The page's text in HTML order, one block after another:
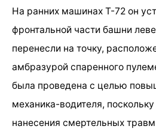
На ранних машинах Т-72 он
фронтальной части башни
перенесли на точку,
амбразурой спаренного
была проведена с целью
механика-водителя,
нанесения смертельных